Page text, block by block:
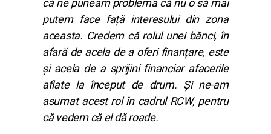
că ne puneam problema că nu o să mai
putem face față interesului din zona
aceasta. Credem că rolul unei bănci, în
afară de acela de a oferi finanțare, este
și acela de a sprijini financiar afacerile
aflate la început de drum. Și ne-am
asumat acest rol în cadrul RCW, pentru
că vedem că el dă roade.